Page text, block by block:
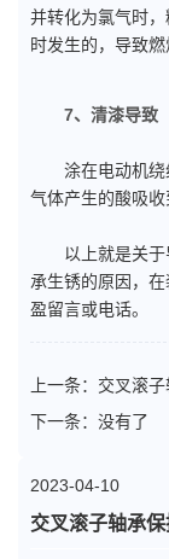
并转化为氯气时
时发生的，导致燃
7、清漆导致
涂在电动机绕
气体产生的酸吸收
以上就是关于
承生锈的原因，
盈留言或电话。
上一条： 交叉滚
下一条：没有了
2023-04-10
交叉滚子轴承